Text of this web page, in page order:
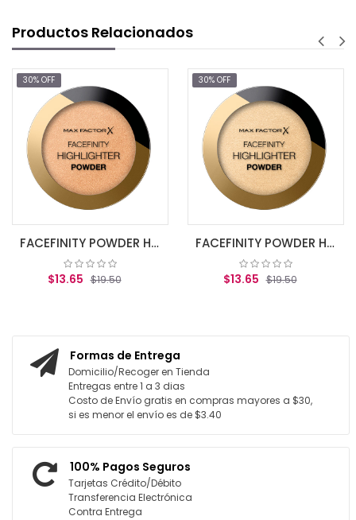
Productos Relacionados
FACEFINITY POWDER HIGHLIGHTER BRONZE GLOW 03 FACEFINITY POWDER HIGHLIGHTER GOLDEN HOUR 02
Formas de Entrega
Domicilio/Recoger en Tienda
Entregas entre 1 a 3 dias
Costo de Envío gratis en compras mayores a $30,
si es menor el envío es de $3.40
100% Pagos Seguros
Tarjetas Crédito/Débito
Transferencia Electrónica
Contra Entrega